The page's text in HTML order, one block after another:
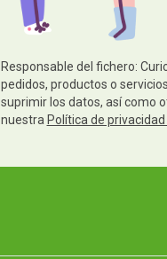
Responsable del fichero:
pedidos, productos o
suprimir los datos, así como
nuestra Política de